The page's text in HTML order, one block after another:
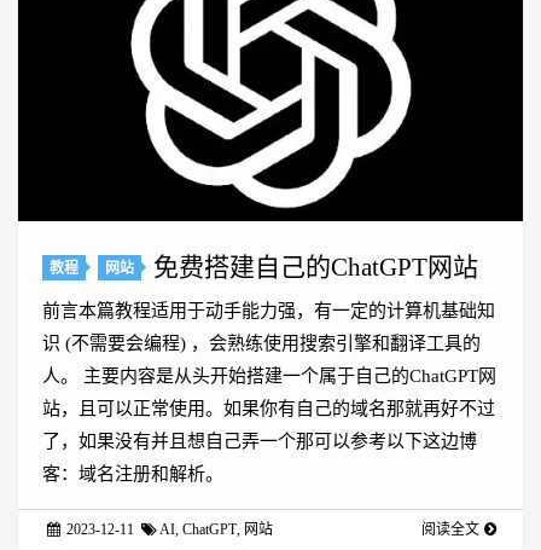
教程 网站 免费搭建自己的ChatGPT网站
前言本篇教程适用于动手能力强，有一定的计算机基础知
识 (不需要会编程) ，会熟练使用搜索引擎和翻译工具的
人。 主要内容是从头开始搭建一个属于自己的ChatGPT网
站，且可以正常使用。如果你有自己的域名那就再好不过
了，如果没有并且想自己弄一个那可以参考以下这边博
客：域名注册和解析。
2023-12-11 AI ,ChatGPT, 网站 阅读全文